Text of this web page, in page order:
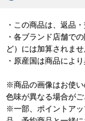
・この商品は、返品
・各ブランド店舗で
ど）には加算されませ
・原産国は商品により
※商品の画像はお使い
色味が異なる場合がご
※一部、ポイントアッ